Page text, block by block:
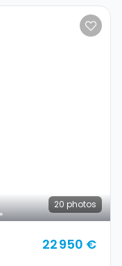
20 photos
22 950 €